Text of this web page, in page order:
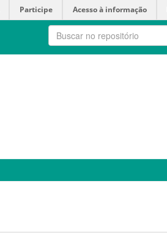
Participe Acesso à informação